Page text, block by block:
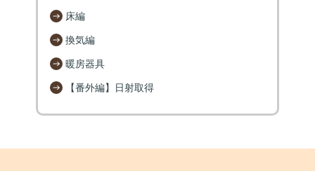
床編
換気編
暖房器具
【番外編】日射取得